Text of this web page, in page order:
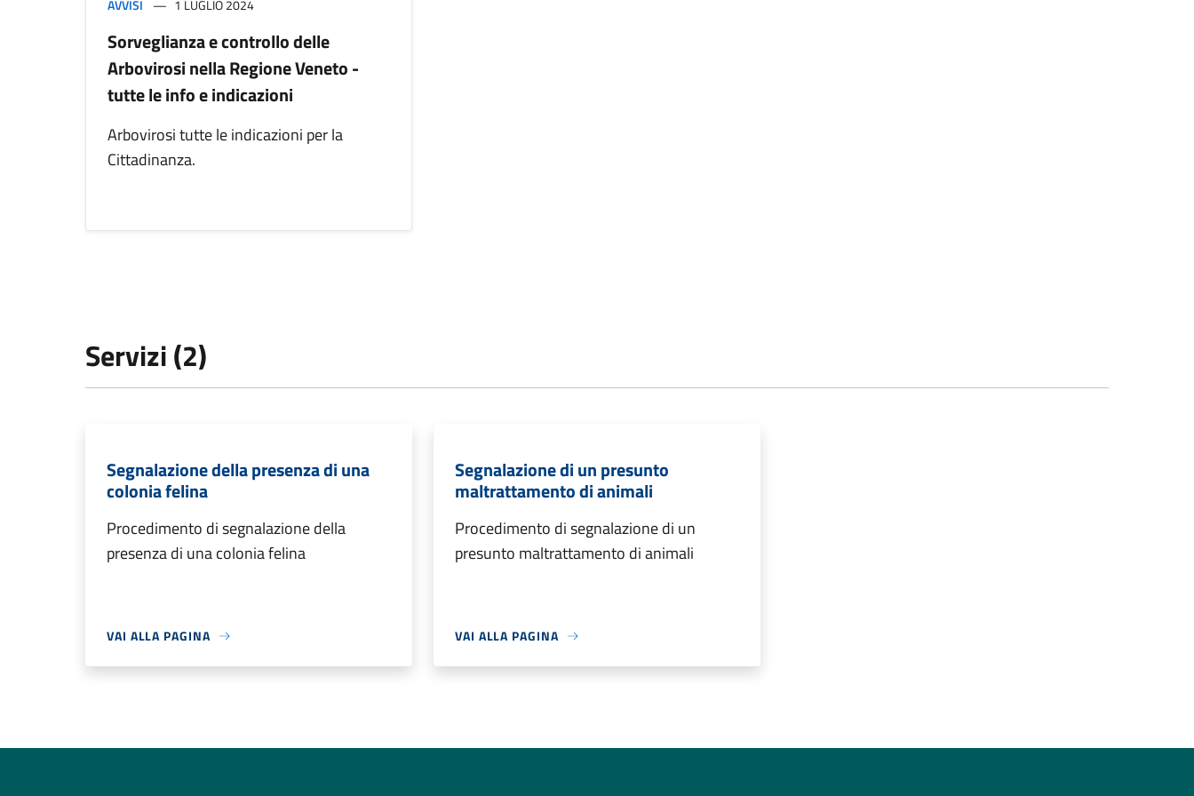
AVVISI 1 LUGLIO 2024
Sorveglianza e controllo delle
Arbovirosi nella Regione Veneto -
tutte le info e indicazioni
Arbovirosi tutte le indicazioni per la
Cittadinanza.
Servizi (2)
Segnalazione della presenza di una
colonia felina
Procedimento di segnalazione della
presenza di una colonia felina
VAI ALLA PAGINA
Segnalazione di un presunto
maltrattamento di animali
Procedimento di segnalazione di un
presunto maltrattamento di animali
VAI ALLA PAGINA